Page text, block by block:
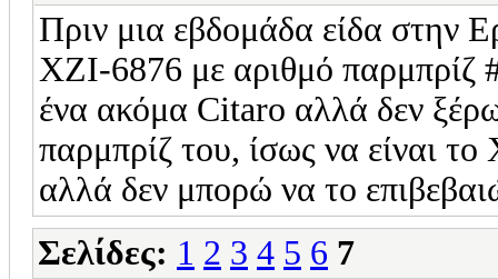
Πριν μια εβδομάδα είδα στην
ΧΖΙ-6876 με αριθμό παρμπρίζ
ένα ακόμα Citaro αλλά δεν
παρμπρίζ του, ίσως να είναι
αλλά δεν μπορώ να το
Σελίδες: 1 2 3 4 5 6 7